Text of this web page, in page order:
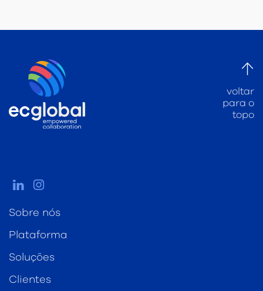
voltar
para o
topo
Sobre nós
Plataforma
Soluções
Clientes